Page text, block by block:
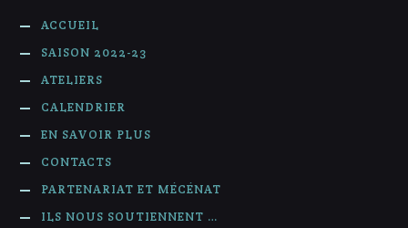
ACCUEIL
SAISON 2022-23
ATELIERS
CALENDRIER
EN SAVOIR PLUS
CONTACTS
PARTENARIAT ET MÉCÉNAT
ILS NOUS SOUTIENNENT …